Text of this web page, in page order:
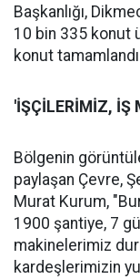
Başkanlığı,
10 bin 335 konut
konut tamamlandı
'İŞÇİLERİMİZ, İŞ
Bölgenin
paylaşan Çevre,
Murat Kurum,
1900 şantiye, 7
makinelerimiz
kardeşlerimizin